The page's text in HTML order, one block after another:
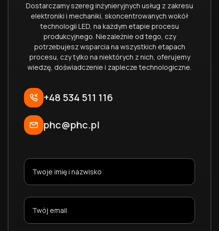
Dostarczamy szereg inżynieryjnych usług z zakresu
elektroniki i mechaniki, skoncentrowanych wokół
technologii LED, na każdym etapie procesu
produkcyjnego. Niezależnie od tego, czy
potrzebujesz wsparcia na wszystkich etapach
procesu, czy tylko na niektórych z nich, oferujemy
wiedzę, doświadczenie i zaplecze technologiczne.
+48 534 511 116
phc@phc.pl